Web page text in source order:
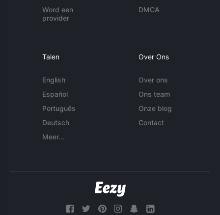
Word een
provider
DMCA
Talen
English
Español
Português
Deutsch
Meer...
Over Ons
Over ons
Ons team
Onze blog
Contact